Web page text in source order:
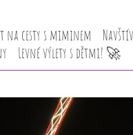
na cesty s miminem
Levné výlety s dětmi! 🚀